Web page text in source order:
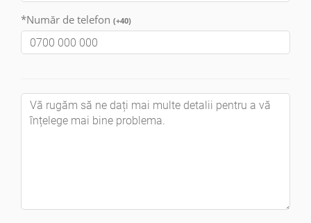
*Număr de telefon (+40)